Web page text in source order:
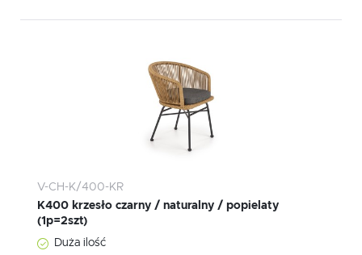
V-CH-K/400-KR
K400 krzesło czarny / naturalny / popielaty
(1p=2szt)
Duża ilość